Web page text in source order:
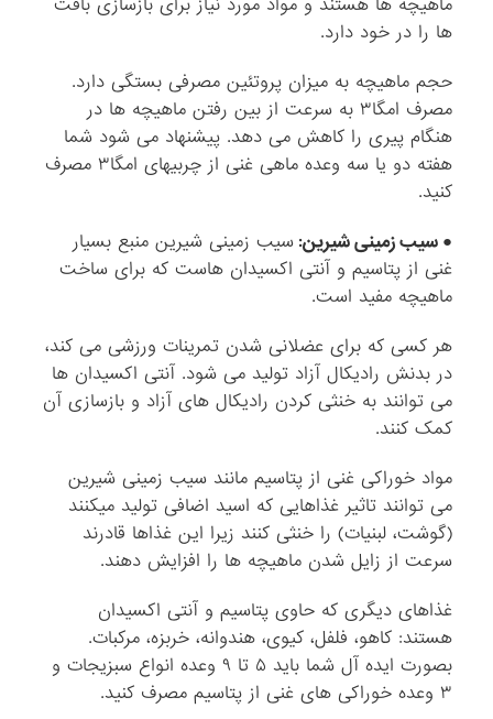
ها را در خود دارد.
حجم ماهیچه به میزان پروتئین مصرفی بستگی دارد.
مصرف امگا۳ به سرعت از بین رفتن ماهیچه ها در
هنگام پیری را کاهش می دهد. پیشنهاد می شود شما
هفته دو یا سه وعده ماهی غنی از چربیهای امگا۳ مصرف
کنید.
● سیب زمینی شیرین:سیب زمینی شیرین منبع بسیار
غنی از پتاسیم و آنتی اکسیدان هاست که برای ساخت
ماهیچه مفید است.
هر کسی که برای عضلانی شدن تمرینات ورزشی می کند،
در بدنش رادیکال آزاد تولید می شود. آنتی اکسیدان ها
می توانند به خنثی کردن رادیکال های آزاد و بازسازی آن
کمک کنند.
مواد خوراکی غنی از پتاسیم مانند سیب زمینی شیرین
می توانند تاثیر غذاهایی که اسید اضافی تولید میکنند
(گوشت، لبنیات) را خنثی کنند زیرا این غذاها قادرند
سرعت از زایل شدن ماهیچه ها را افزایش دهند.
غذاهای دیگری که حاوی پتاسیم و آنتی اکسیدان
هستند: کاهو، فلفل، کیوی، هندوانه، خربزه، مرکبات.
بصورت ایده آل شما باید ۵ تا ۹ وعده انواع سبزیجات و
۳ وعده خوراکی های غنی از پتاسیم مصرف کنید.